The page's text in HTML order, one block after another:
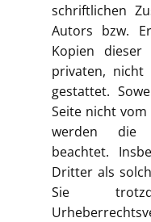
schriftlichen
Autors bzw.
Kopien
privaten, nicht
gestattet.
Seite nicht
werden die
beachtet.
Dritter als
Sie